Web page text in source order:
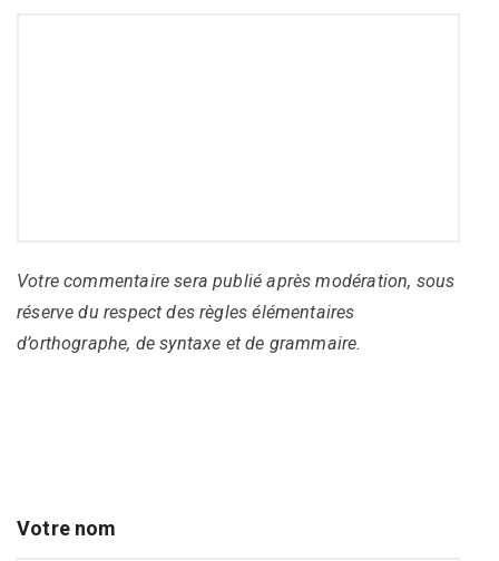
Votre commentaire sera publié après modération, sous
réserve du respect des règles élémentaires
d’orthographe, de syntaxe et de grammaire.
Votre nom